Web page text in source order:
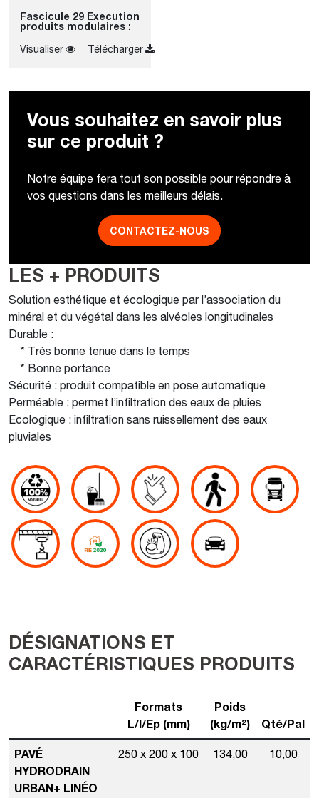
Fascicule 29 Execution
produits modulaires :
Visualiser
Télécharger
Vous souhaitez en savoir plus
sur ce produit ?
Notre équipe fera tout son possible pour répondre à
vos questions dans les meilleurs délais.
CONTACTEZ-NOUS
LES + PRODUITS
Solution esthétique et écologique par l’association du
minéral et du végétal dans les alvéoles longitudinales
Durable :
* Très bonne tenue dans le temps
* Bonne portance
Sécurité : produit compatible en pose automatique
Perméable : permet l’infiltration des eaux de pluies
Ecologique : infiltration sans ruissellement des eaux
pluviales
DÉSIGNATIONS ET
CARACTÉRISTIQUES PRODUITS
Formats
L/l/Ep (mm)
Poids
(kg/m²)
Qté/Pal
PAVÉ
HYDRODRAIN
URBAN+ LINÉO
250 x 200 x 100 134,00 10,00